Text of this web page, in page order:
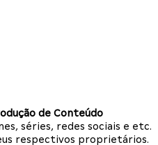
de Conteúdo
séries, redes sociais e etc.
respectivos proprietários.